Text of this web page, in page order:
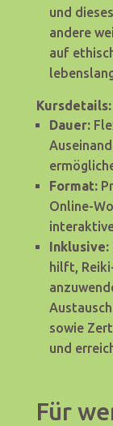
und
andere
auf
Kursdetails:
Dauer:
Format:
Online-
Inklusive:
hilft,
sowie
und
Für